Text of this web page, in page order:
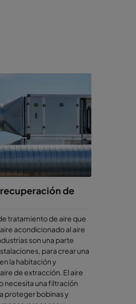
de
tratamiento de aire que
acondicionado al aire
son una parte
para crear una
la habitación y
de extracción. El aire
necesita una filtración
proteger bobinas y